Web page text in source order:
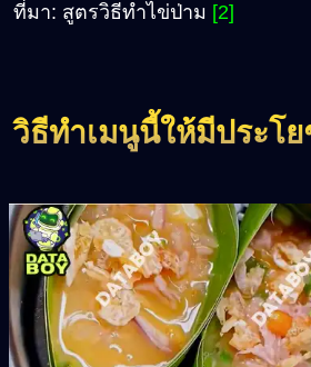
ที่มา: สูตรวิธีทำไข่ป่าม [2]
วิธีทำเมนูนี้ให้มีประโ